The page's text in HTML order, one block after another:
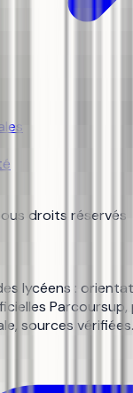
droits réservés
lycéens :
sources vérifiées.